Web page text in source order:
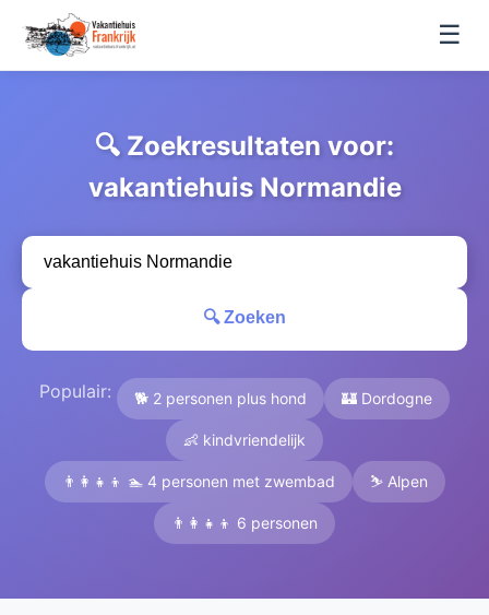
☰
🔍 Zoekresultaten voor:
vakantiehuis Normandie
🔍 Zoeken
Populair: 🐕 2 personen plus hond 🏰 Dordogne
👶 kindvriendelijk
👨‍👩‍👧‍👦 🏊 4 personen met zwembad ⛷️ Alpen
👨‍👩‍👧‍👦 6 personen